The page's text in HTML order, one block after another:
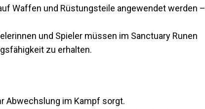
Waffen und Rüstungsteile angewendet werden –
und Spieler müssen im Sanctuary Runen
zu erhalten.
Abwechslung im Kampf sorgt.